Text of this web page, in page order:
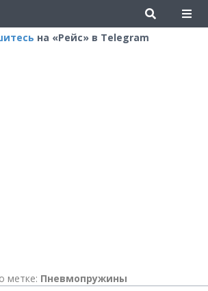
на «Рейс» в Telegram
метке: Пневмопружины